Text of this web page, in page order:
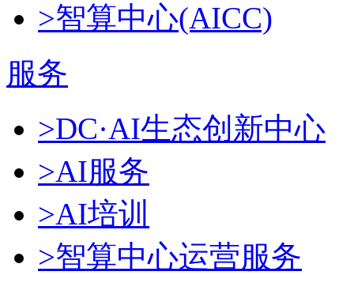
>智算中心(AICC)
服务
>DC·AI生态创新中心
>AI服务
>AI培训
>智算中心运营服务